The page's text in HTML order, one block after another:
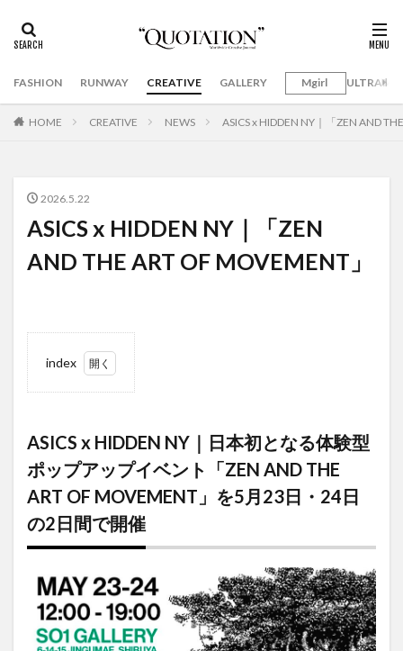
FASHION RUNWAY CREATIVE GALLERY Mgirl
HOME CREATIVE NEWS ASICS x HIDDEN NY｜「ZEN AND
2026.5.22
ASICS x HIDDEN NY｜「ZEN
AND THE ART OF MOVEMENT」
index
1
ASICS x
体験型ポップ
アップイベン
ト「ZEN AND
THE ART OF
を5⽉23⽇・
ASICS x HIDDEN NY｜⽇本初となる体験型
ポップアップイベント「ZEN AND THE
ART OF MOVEMENT」を5⽉23⽇・24⽇
の2日間で開催